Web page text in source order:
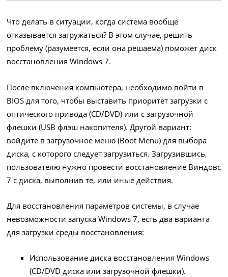
Что делать в ситуации, когда система вообще
отказывается загружаться? В этом случае, решить
проблему (разумеется, если она решаема) поможет диск
восстановления Windows 7.
После включения компьютера, необходимо войти в
BIOS для того, чтобы выставить приоритет загрузки с
оптического привода (CD/DVD) или с загрузочной
флешки (USB флэш накопителя). Другой вариант:
войдите в загрузочное меню (Boot Menu) для выбора
диска, с которого следует загрузиться. Загрузившись,
пользователю нужно провести восстановление Виндовс
7 с диска, выполнив те, или иные действия.
Для восстановления параметров системы, в случае
невозможности запуска Windows 7, есть два варианта
для загрузки среды восстановления:
Использование диска восстановления Windows
(CD/DVD диска или загрузочной флешки).